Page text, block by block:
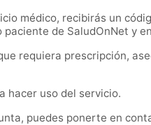
médico, recibirás un
de SaludOnNet y
requiera prescripción,
hacer uso del servicio.
puedes ponerte en